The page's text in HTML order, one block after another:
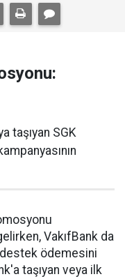
taşıyan SGK
VakıfBank da
ödemesini
taşıyan veya ilk